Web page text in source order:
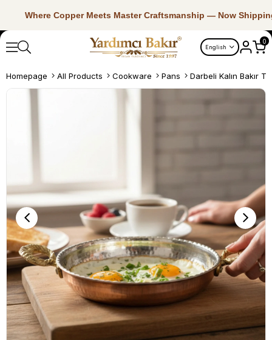
Where Copper Meets Master Craftsmanship — Now
English
0
Homepage All Products Cookware Pans Darbeli Kalın Bakır